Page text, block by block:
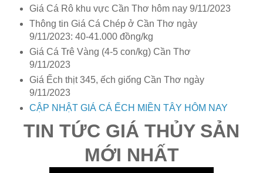
Giá Cá Rô khu vực Cần Thơ hôm nay 9/11/2023
Thông tin Giá Cá Chép ở Cần Thơ ngày
9/11/2023: 40-41.000 đồng/kg
Giá Cá Trê Vàng (4-5 con/kg) Cần Thơ
9/11/2023
Giá Ếch thịt 345, ếch giống Cần Thơ ngày
9/11/2023
CẬP NHẬT GIÁ CÁ ẾCH MIỀN TÂY HÔM NAY
TIN TỨC GIÁ THỦY SẢN
MỚI NHẤT